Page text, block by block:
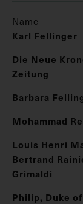
Name
Karl Fellinger
Die Neue
Zeitung
Barbara
Mohammad
Louis Henri
Bertrand
Grimaldi
Philip, Duke of